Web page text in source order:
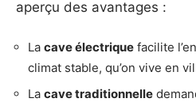
aperçu des avantages :
La cave électrique facilite
climat stable, qu’on vive en
La cave traditionnelle